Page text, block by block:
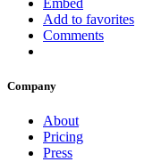
Embed
Add to favorites
Comments
Company
About
Pricing
Press